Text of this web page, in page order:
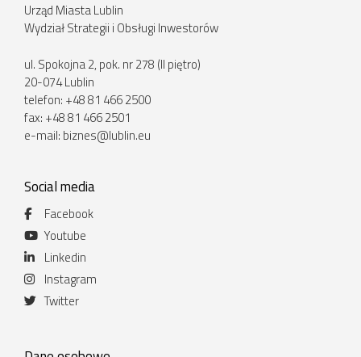
Urząd Miasta Lublin
Wydział Strategii i Obsługi Inwestorów
ul. Spokojna 2, pok. nr 278 (II piętro)
20-074 Lublin
telefon: +48 81 466 2500
fax: +48 81 466 2501
e-mail: biznes@lublin.eu
Social media
Facebook
Youtube
Linkedin
Instagram
Twitter